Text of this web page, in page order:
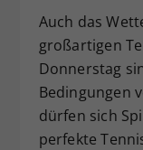
Auch das
großartigen
Donnerstag
Bedingungen
dürfen sich
perfekte